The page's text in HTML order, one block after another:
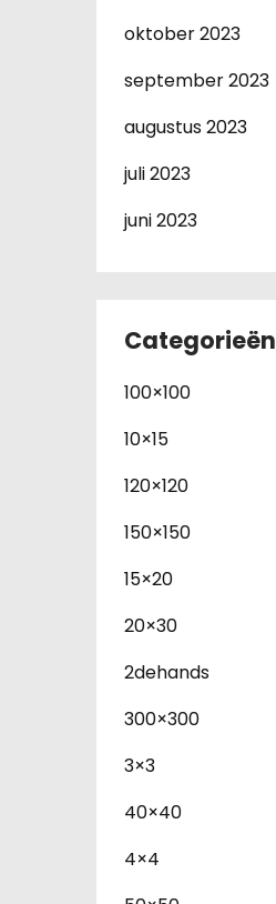
oktober 2023
september 2023
augustus 2023
juli 2023
juni 2023
Categorieën
100×100
10×15
120×120
150×150
15×20
20×30
2dehands
300×300
3×3
40×40
4×4